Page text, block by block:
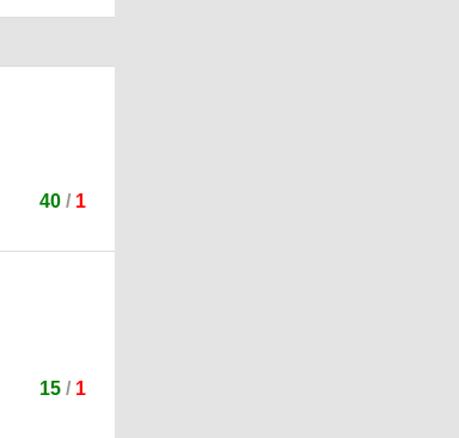
40 / 1
15 / 1